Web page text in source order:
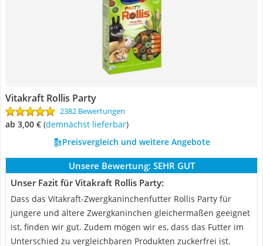
Vitakraft Rollis Party
2382 Bewertungen
ab 3,00 € ( Demnächst lieferbar)
Preisvergleich und weitere Angebote
Unsere Bewertung: SEHR GUT
Unser Fazit für Vitakraft Rollis Party:
Dass das Vitakraft-Zwergkaninchenfutter Rollis Party für
jüngere und ältere Zwergkaninchen gleichermaßen geeignet
ist, finden wir gut. Zudem mögen wir es, dass das Futter im
Unterschied zu vergleichbaren Produkten zuckerfrei ist.